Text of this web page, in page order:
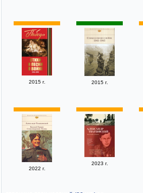
2015 г. 2015 г.
2022 г.
2023 г.